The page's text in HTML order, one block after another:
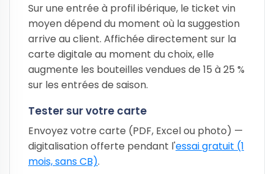
Sur une entrée à profil ibérique, le ticket vin
moyen dépend du moment où la suggestion
arrive au client. Affichée directement sur la
carte digitale au moment du choix, elle
augmente les bouteilles vendues de 15 à 25 %
sur les entrées de saison.
Tester sur votre carte
Envoyez votre carte (PDF, Excel ou photo) —
digitalisation offerte pendant l'essai gratuit (1
mois, sans CB).